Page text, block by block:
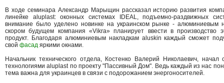
В ходе семинара Александр Марыщин рассказал историю развития
линейке aluplast: оконных системах IDEAL, подъемно-раздвижных
внимание было уделено новинке на украинском рынке - алюминиевым
скором будущем компания «Vikra» планирует ввести в производство
продукт. Благодаря алюминиевым накладкам aluskin каждый сможет
свой фасад яркими окнами.
Начальник технического отдела, Костенко Валерий Николаевич, начал
технологиями aluplast по проекту "Пассивный Дом". Ведь каждый из нас
тема важна для украинцев в связи с подорожанием энергоносителей.